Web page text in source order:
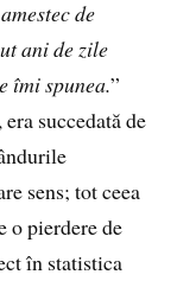
de
ani de zile
îmi spunea.”
succedată de
sens; tot ceea
o pierdere de
în statistica